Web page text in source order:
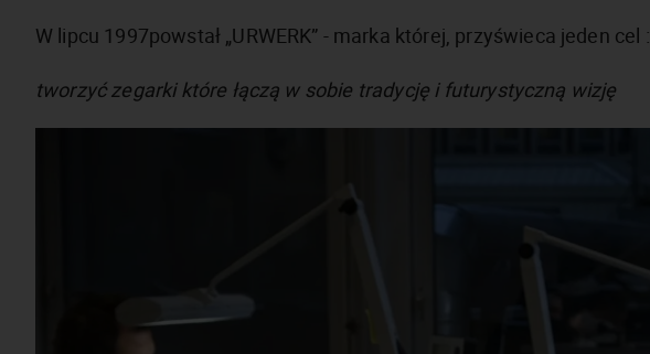
W lipcu 1997powstał „URWERK” - marka której, przyświeca jeden cel :
tworzyć zegarki które łączą w sobie tradycję i futurystyczną wizję